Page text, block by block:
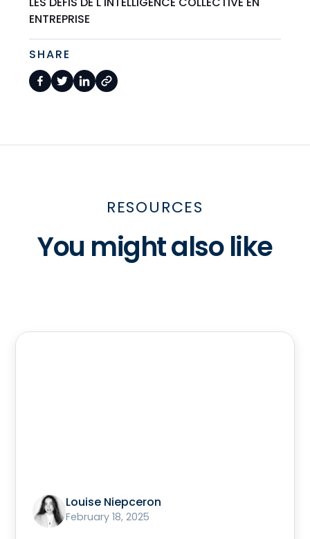
ENTREPRISE
SHARE
RESOURCES
You might also like
Louise Niepceron
February 18, 2025